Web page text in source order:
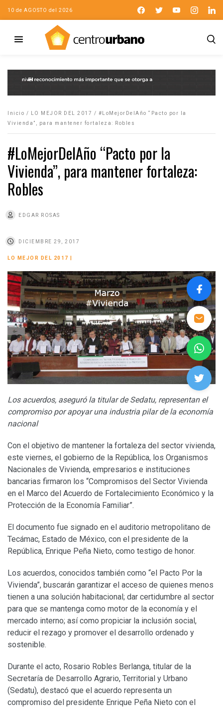
10 de AGOSTO del 2026
Inicio / LO MEJOR DEL 2017 / #LoMejorDelAño “Pacto por la
Vivienda”, para mantener fortaleza: Robles
#LoMejorDelAño “Pacto por la
Vivienda”, para mantener fortaleza:
Robles
EDGAR ROSAS
DICIEMBRE 29, 2017
LO MEJOR DEL 2017
Los acuerdos, aseguró la titular de Sedatu, representan el
compromiso por apoyar una industria pilar de la economía
nacional
Con el objetivo de mantener la fortaleza del sector vivienda,
este viernes, el gobierno de la República, los Organismos
Nacionales de Vivienda, empresarios e instituciones
bancarias firmaron los “Compromisos del Sector Vivienda
en el Marco del Acuerdo de Fortalecimiento Económico y la
Protección de la Economía Familiar”.
El documento fue signado en el auditorio metropolitano de
Tecámac, Estado de México, con el presidente de la
República, Enrique Peña Nieto, como testigo de honor.
Los acuerdos, conocidos también como “el Pacto Por la
Vivienda”, buscarán garantizar el acceso de quienes menos
tienen a una solución habitacional; dar certidumbre al sector
para que se mantenga como motor de la economía y el
mercado interno; así como propiciar la inclusión social,
reducir el rezago y promover el desarrollo ordenado y
sostenible.
Durante el acto, Rosario Robles Berlanga, titular de la
Secretaría de Desarrollo Agrario, Territorial y Urbano
(Sedatu), destacó que el acuerdo representa un
compromiso del presidente Enrique Peña Nieto con el